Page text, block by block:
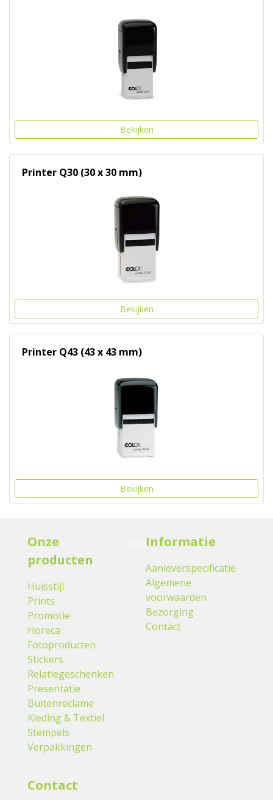
Bekijken
Printer Q30 (30 x 30 mm)
Bekijken
Printer Q43 (43 x 43 mm)
Bekijken
Onze
producten
Huisstijl
Prints
Promotie
Horeca
Fotoproducten
Stickers
Relatiegeschenken
Presentatie
Buitenreclame
Kleding & Textiel
Stempels
Verpakkingen
Informatie
Aanleverspecificatie
Algemene
voorwaarden
Bezorging
Contact
Contact